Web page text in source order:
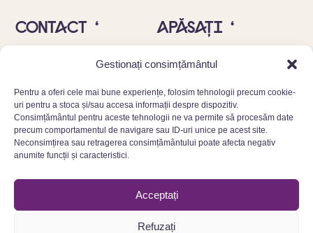
Gestionați consimțământul
Pentru a oferi cele mai bune experiențe, folosim tehnologii precum cookie-
uri pentru a stoca și/sau accesa informații despre dispozitiv.
Consimțământul pentru aceste tehnologii ne va permite să procesăm date
precum comportamentul de navigare sau ID-uri unice pe acest site.
Neconsimțirea sau retragerea consimțământului poate afecta negativ
anumite funcții și caracteristici.
Acceptați
Refuzați
Contact ‘
Apăsați ‘
Alergeni ‘
Confidențialitate